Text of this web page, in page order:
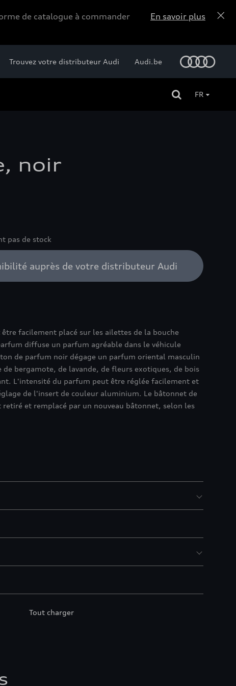
de catalogue à commander
En savoir plus
Trouvez votre distributeur Audi Audi.be
FR
noir
pas de stock
auprès de votre distributeur Audi
facilement placé sur les ailettes de la bouche
diffuse un parfum agréable dans le véhicule
de parfum noir dégage un parfum oriental masculin
de bergamote, de lavande, de fleurs exotiques, de bois
L'intensité du parfum peut être réglée facilement et
de l'insert de couleur aluminium. Le bâtonnet de
et remplacé par un nouveau bâtonnet, selon les
Tout charger